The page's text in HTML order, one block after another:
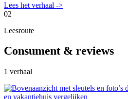
Lees het verhaal ->
02
Leesroute
Consument & reviews
1 verhaal